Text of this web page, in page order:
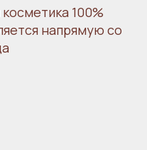
100%
напрямую со